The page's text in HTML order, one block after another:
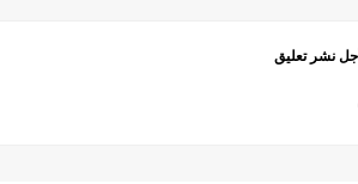
نشر تعليق